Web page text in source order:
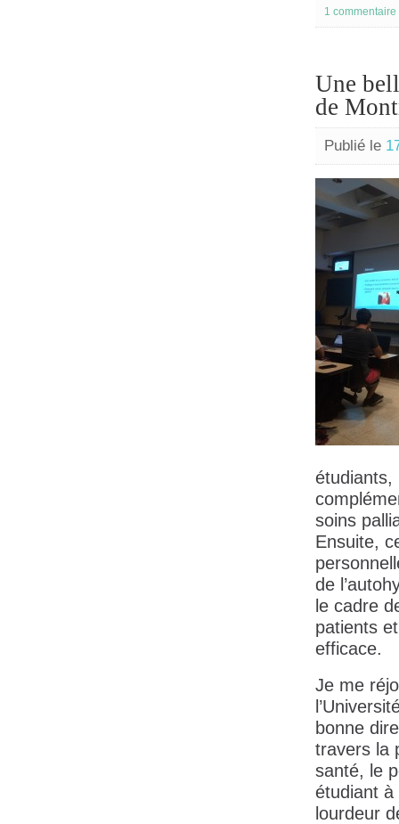
1 commentaire
Une
de
Publié le
étudiants,
soins
Ensuite,
de
le cadre
patients
efficace.
Je me
bonne
travers la
santé, le
étudiant à
lourdeur